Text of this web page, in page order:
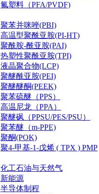
氟塑料（PFA/PVDF)
聚苯并咪唑(PBI)
高温型聚酰亚胺(PI-HT)
聚酰胺-酰亚胺(PAI)
热塑性聚酰亚胺(TPI)
液晶聚合物(LCP)
聚醚酰亚胺(PEI)
聚醚醚酮(PEEK)
聚苯硫醚（PPS）
高温尼龙（PPA）
聚醚砜（PPSU/PES/PSU）
聚苯醚（m-PPE)
聚酮(POK)
聚4-甲基-1-戊烯 ( TPX ) PMP
化工石油与天然气
新能源
半导体制程